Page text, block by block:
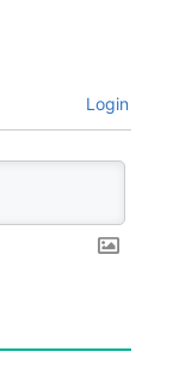
Login